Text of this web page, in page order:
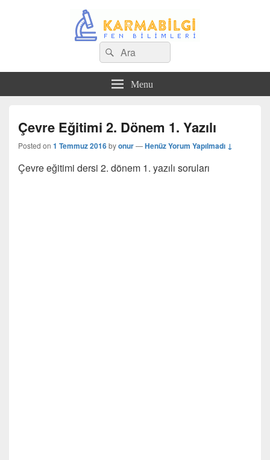
Search
for:
Ara
Menu
Çevre Eğitimi 2. Dönem 1. Yazılı
Posted on 1 Temmuz 2016byonur—Henüz Yorum Yapılmadı ↓
Çevre eğitimi dersi 2. dönem 1. yazılı soruları